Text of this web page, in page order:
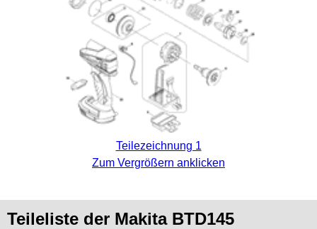
Teilezeichnung 1
Zum Vergrößern anklicken
Teileliste der Makita BTD145